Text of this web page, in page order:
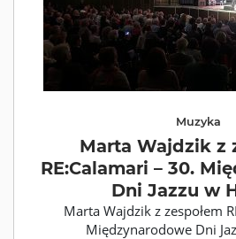
Muzyka
Marta Wajdzik z
RE:Calamari – 30.
Dni Jazzu w
Marta Wajdzik z zespołem
Międzynarodowe Dni